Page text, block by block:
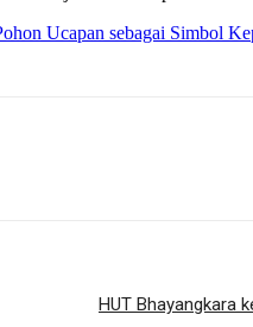
Ucapan sebagai Simbol
HUT Bhayangkara